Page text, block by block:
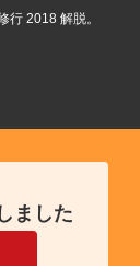
行 2018 解脱。
ました